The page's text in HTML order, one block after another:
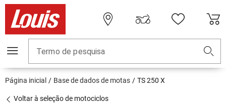
Termo de pesquisa
Página inicial Base de dados de motas TS 250 X
Voltar à seleção de motociclos